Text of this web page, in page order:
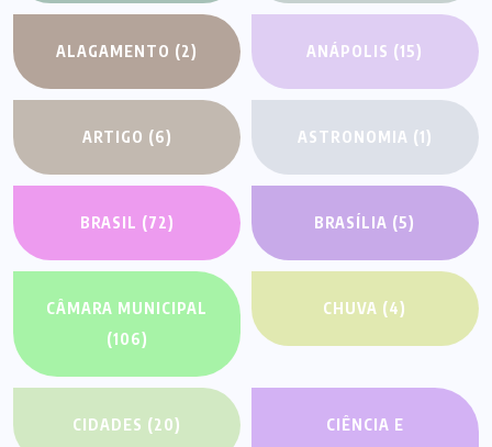
ALAGAMENTO (2) ANÁPOLIS (15)
ARTIGO (6) ASTRONOMIA (1)
BRASIL (72) BRASÍLIA (5)
CÂMARA MUNICIPAL
(106)
CHUVA (4)
CIDADES (20)
CIÊNCIA E